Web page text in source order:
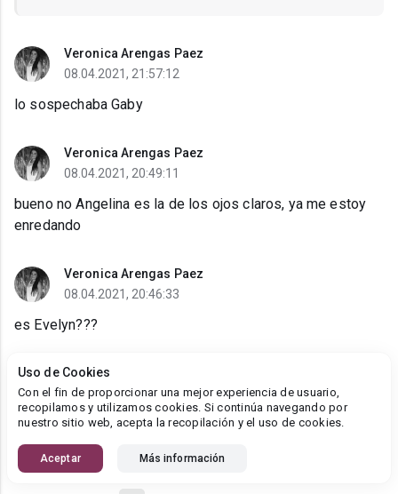
Veronica Arengas Paez
08.04.2021, 21:57:12
lo sospechaba Gaby
Veronica Arengas Paez
08.04.2021, 20:49:11
bueno no Angelina es la de los ojos claros, ya me estoy
enredando
Veronica Arengas Paez
08.04.2021, 20:46:33
es Evelyn???
Veronica Arengas Paez
08.04.2021, 20:31:25
jajajaja soy muy buena escuchando...
Uso de Cookies
Con el fin de proporcionar una mejor experiencia de usuario,
recopilamos y utilizamos cookies. Si continúa navegando por
nuestro sitio web, acepta la recopilación y el uso de cookies.
Aceptar Más información